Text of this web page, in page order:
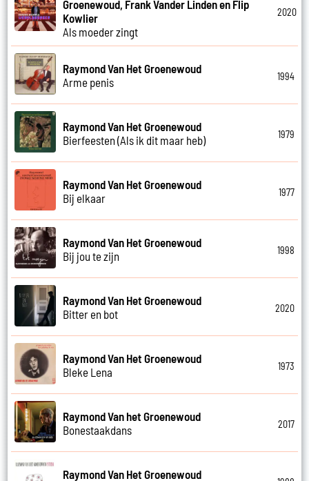
Groenewoud, Frank Vander Linden en Flip
Kowlier
Als moeder zingt
2020
Raymond Van Het Groenewoud
Arme penis
1994
Raymond Van Het Groenewoud
Bierfeesten (Als ik dit maar heb)
1979
Raymond Van Het Groenewoud
Bij elkaar
1977
Raymond Van Het Groenewoud
Bij jou te zijn
1998
Raymond Van Het Groenewoud
Bitter en bot
2020
Raymond Van Het Groenewoud
Bleke Lena
1973
Raymond Van het Groenewoud
Bonestaakdans
2017
Raymond Van Het Groenewoud